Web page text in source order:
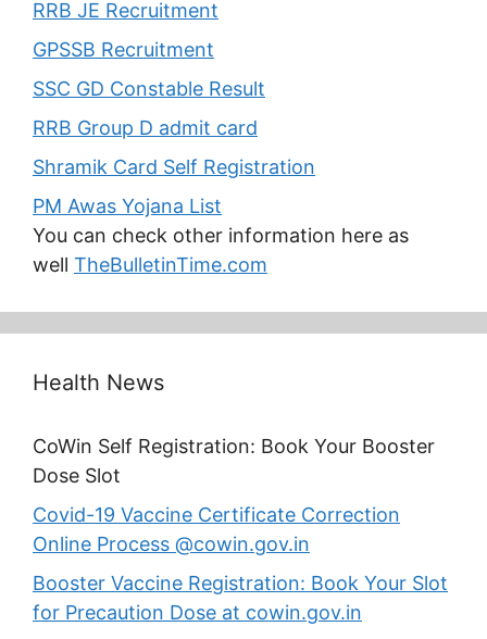
RRB JE Recruitment
GPSSB Recruitment
SSC GD Constable Result
RRB Group D admit card
Shramik Card Self Registration
PM Awas Yojana List
You can check other information here as
well TheBulletinTime.com
Health News
CoWin Self Registration: Book Your Booster
Dose Slot
Covid-19 Vaccine Certificate Correction
Online Process @cowin.gov.in
Booster Vaccine Registration: Book Your Slot
for Precaution Dose at cowin.gov.in